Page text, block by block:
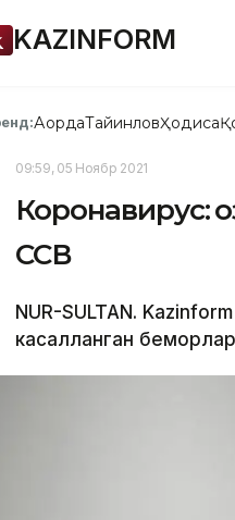
KAZINFORM
АқордаТайинловҲодиса
09:59, 05 Ноябр 2021
Коронавирус:
ССВ
NUR-SULTAN.
касалланган